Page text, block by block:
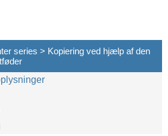
series > Kopiering ved hjælp af den